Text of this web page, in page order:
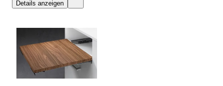
Details anzeigen